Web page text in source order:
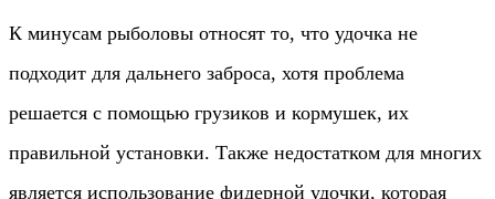
К минусам рыболовы относят то, что удочка не
подходит для дальнего заброса, хотя проблема
решается с помощью грузиков и кормушек, их
правильной установки. Также недостатком для многих
является использование фидерной удочки, которая